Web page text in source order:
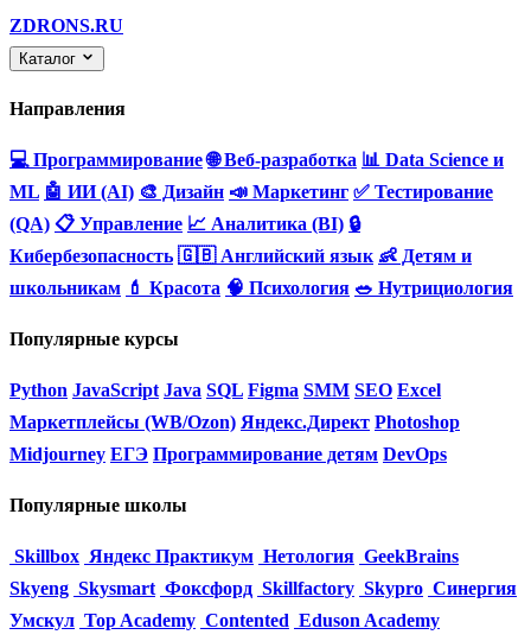
ZDRONS.RU
Каталог
Направления
💻 Программирование 🌐 Веб-разработка 📊 Data Science и
ML 🤖 ИИ (AI) 🎨 Дизайн 📣 Маркетинг ✅ Тестирование
(QA) 📋 Управление 📈 Аналитика (BI) 🔒
Кибербезопасность 🇬🇧 Английский язык 👶 Детям и
школьникам 💄 Красота 🧠 Психология 🥗 Нутрициология
Популярные курсы
Python JavaScript Java SQL Figma SMM SEO Excel
Маркетплейсы (WB/Ozon) Яндекс.Директ Photoshop
Midjourney ЕГЭ Программирование детям DevOps
Популярные школы
Skillbox Яндекс Практикум Нетология GeekBrains
Skyeng Skysmart Фоксфорд Skillfactory Skypro Синергия
Умскул Top Academy Contented Eduson Academy